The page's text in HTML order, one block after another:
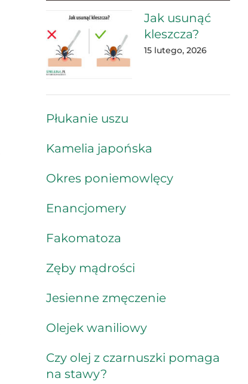
Jak usunąć
kleszcza?
15 lutego, 2026
Płukanie uszu
Kamelia japońska
Okres poniemowlęcy
Enancjomery
Fakomatoza
Zęby mądrości
Jesienne zmęczenie
Olejek waniliowy
Czy olej z czarnuszki pomaga
na stawy?